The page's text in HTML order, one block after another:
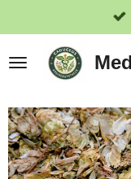
direct
naar